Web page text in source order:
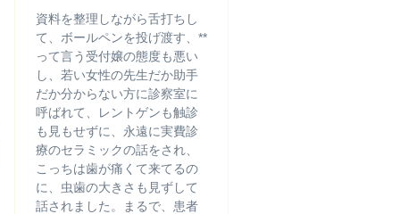
資料を整理しながら舌打ちし
て、ボールペンを投げ渡す、**
って言う受付嬢の態度も悪い
し、若い女性の先生だか助手
だか分からない方に診察室に
呼ばれて、レントゲンも触診
も見もせずに、永遠に実費診
療のセラミックの話をされ、
こっちは歯が痛くて来てるの
に、虫歯の大きさも見ずして
話されました。まるで、患者